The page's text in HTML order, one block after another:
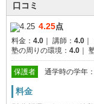
口コミ
4.25点
料金： 4.0 講師： 4.0
塾の周りの環境： 4.0
保護者 通学時の学年：
料金